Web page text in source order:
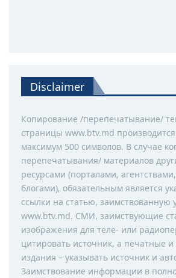
Disclaimer
Копирование /перепечатывание/
страницы www.btv.md
максимум 500 символов. В случае
перепечатывания/ материалов
ресурсами (порталами,
блогами), обязательным является
ссылки на статью, заимствованную
www.btv.md. СМИ, заимствующие
изображения для теле- или
цитировать источник, а печатные
издания – указывать источник и
Заимствование информации в